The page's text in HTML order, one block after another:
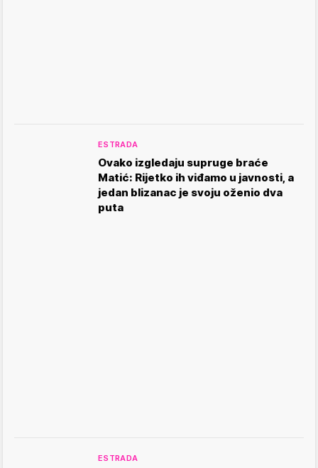
ESTRADA
Ovako izgledaju supruge braće
Matić: Rijetko ih viđamo u javnosti, a
jedan blizanac je svoju oženio dva
puta
ESTRADA